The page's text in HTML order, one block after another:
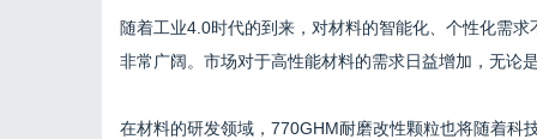
随着工业4.0时代的到来，对材料的智能化、个性化需
非常广阔。市场对于高性能材料的需求日益增加，无论
在材料的研发领域，770GHM耐磨改性颗粒也将随着科